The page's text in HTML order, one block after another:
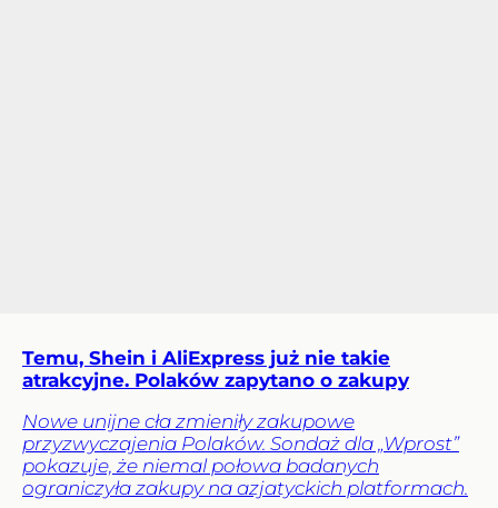
Temu, Shein i AliExpress już nie takie
atrakcyjne. Polaków zapytano o zakupy
Nowe unijne cła zmieniły zakupowe
przyzwyczajenia Polaków. Sondaż dla „Wprost”
pokazuje, że niemal połowa badanych
ograniczyła zakupy na azjatyckich platformach.